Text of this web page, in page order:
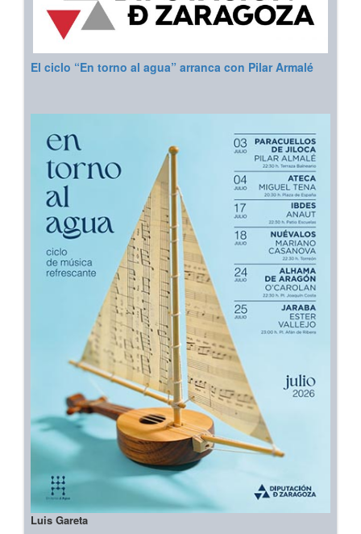
El ciclo “En torno al agua” arranca con Pilar Armalé
Luis Gareta